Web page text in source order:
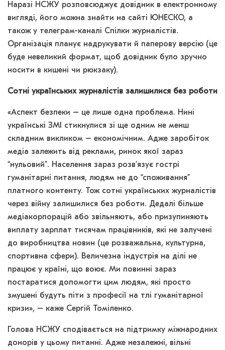
Наразі НСЖУ розповсюджує довідник в електронному
вигляді, його можна знайти на сайті ЮНЕСКО, а
також у телеграм-каналі Спілки журналістів.
Організація планує надрукувати й паперову версію (це
буде невеликий формат, щоб довідник було зручно
носити в кишені чи рюкзаку).
Сотні українських журналістів залишилися без роботи
«Аспект безпеки – це лише одна проблема. Нині
українські ЗМІ стикнулися зі ще одним не менш
складним викликом – економічним. Адже заробіток
медіа залежить від реклами, ринок якої зараз
“нульовий”. Населення зараз розв’язує гострі
гуманітарні питання, людям не до “споживання”
платного контенту. Тож сотні українських журналістів
через війну залишилися без роботи. Дедалі більше
медіакорпорацій або звільняють, або призупиняють
виплату зарплат тисячам працівників, які не залучені
до виробництва новин (це розважальна, культурна,
спортивна сфери). Величезна індустрія на ділі не
працює у країні, що воює. Ми повинні зараз
постаратися допомогти цим людям, які просто
змушені будуть піти з професії на тлі гуманітарної
кризи», – каже Сергій Томіленко.
Голова НСЖУ сподівається на підтримку міжнародних
донорів у цьому питанні. Адже незалежні, вільні